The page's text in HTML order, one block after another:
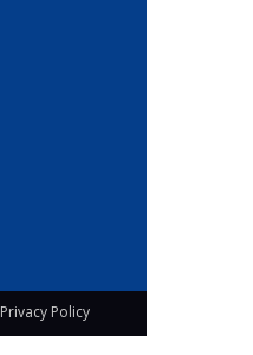
Privacy Policy